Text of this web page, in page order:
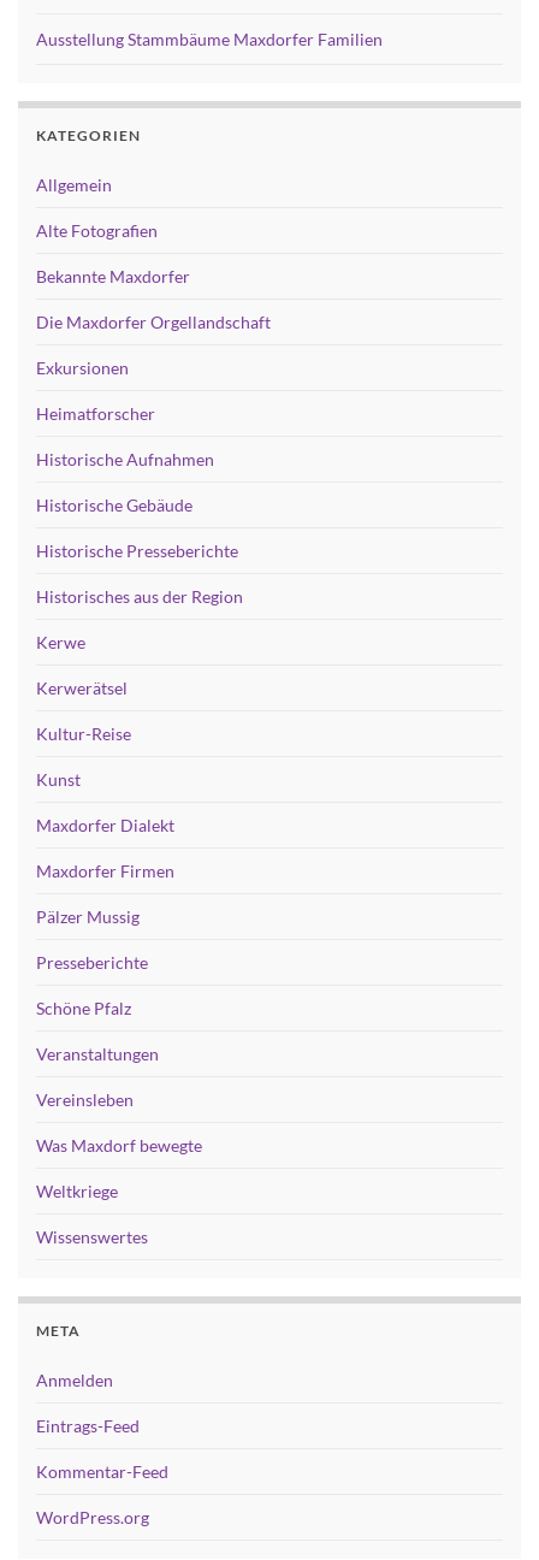
Ausstellung Stammbäume Maxdorfer Familien
KATEGORIEN
Allgemein
Alte Fotografien
Bekannte Maxdorfer
Die Maxdorfer Orgellandschaft
Exkursionen
Heimatforscher
Historische Aufnahmen
Historische Gebäude
Historische Presseberichte
Historisches aus der Region
Kerwe
Kerwerätsel
Kultur-Reise
Kunst
Maxdorfer Dialekt
Maxdorfer Firmen
Pälzer Mussig
Presseberichte
Schöne Pfalz
Veranstaltungen
Vereinsleben
Was Maxdorf bewegte
Weltkriege
Wissenswertes
META
Anmelden
Eintrags-Feed
Kommentar-Feed
WordPress.org